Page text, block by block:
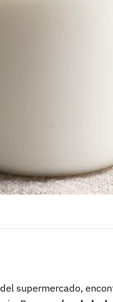
supermercado,